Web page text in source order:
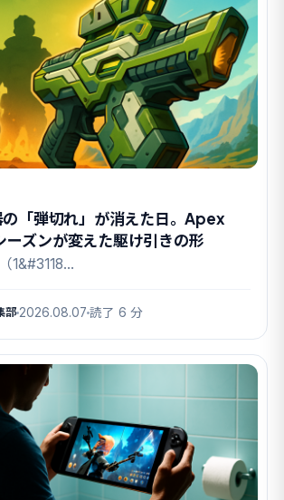
「弾切れ」が消えた日。Apex
ズンが変えた駆け引きの形
1&#3118…
部 2026.08.07 読了 6 分